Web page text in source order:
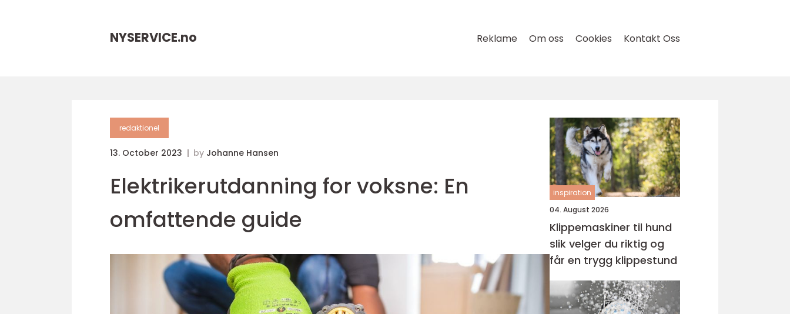
NYSERVICE.no Reklame Om oss Cookies Kontakt Oss
redaktionel
13. October 2023 by Johanne Hansen
Elektrikerutdanning for voksne: En
omfattende guide
inspiration
04. August 2026
Klippemaskiner til hund
slik velger du riktig og
får en trygg klippestund